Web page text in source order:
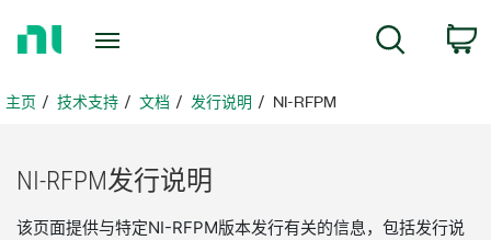
页主页 技术支持 文档 发行说明 NI-RFPM
NI-RFPM发行说明
该页面提供与特定NI-RFPM版本发行有关的信息，包括发行说